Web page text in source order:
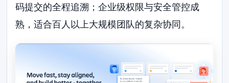
码提交的全程追溯；企业级权限与安全管控成
熟，适合百人以上大规模团队的复杂协同。